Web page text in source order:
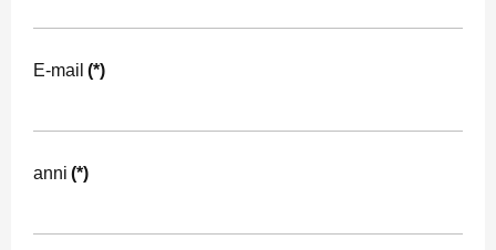
E-mail (*)
anni (*)